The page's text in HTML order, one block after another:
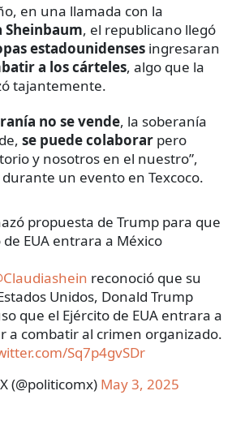
en una llamada con la
Sheinbaum, el republicano llegó
estadounidenses ingresaran
a los cárteles, algo que la
tajantemente.
no se vende, la soberanía
se puede colaborar pero
y nosotros en el nuestro”,
un evento en Texcoco.
propuesta de Trump para que
de EUA entrara a México
reconoció que su
Unidos, Donald Trump
que el Ejército de EUA entrara a
a combatir al crimen organizado.
Sq7p4gvSDr
(@politicomx) May 3, 2025